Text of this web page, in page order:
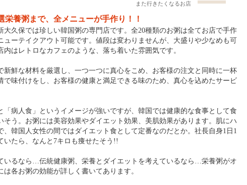
また行きたくなるお店
栄養粥まで、全メニューが手作り！！
大久保では珍しい韓国粥の専門店です。全20種類のお粥は全てお店で手作
ューテイクアウト可能です。値段は変わりませんが、大盛りや少なめも可
内はレトロなカフェのような、落ち着いた雰囲気です。
新鮮な材料を厳選し、一つ一つに真心をこめ、お客様の注文と同時に一杯
で味付けをし、お客様の健康と満足できる味のため、真心を込めたサービ
「病人食」というイメージが強いですが、韓国では健康的な食事として食
そう。お粥には美容効果やダイエット効果、美肌効果があります。肌にハ
、韓国人女性の間ではダイエット食として定番なのだとか。社長自身1日1
いたら、なんと7キロも痩せたそう!!
いるなら…伝統健康粥、栄養とダイエットを考えているなら…栄養粥がオ
は各お粥の効能が詳しく書いてあります。